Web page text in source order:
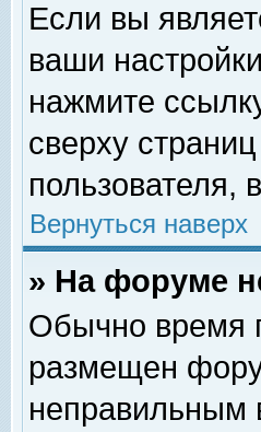
Если вы
ваши
нажмите
сверху
пользователя,
Вернуться наверх
» На форуме
Обычно время
размещен
неправильным